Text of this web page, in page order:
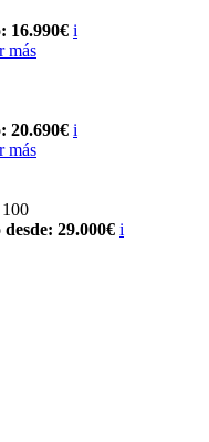
16.990€ i
más
20.690€ i
más
29.000€ i